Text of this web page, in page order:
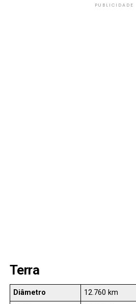
PUBLICIDADE
Terra
Diâmetro
12.760 km